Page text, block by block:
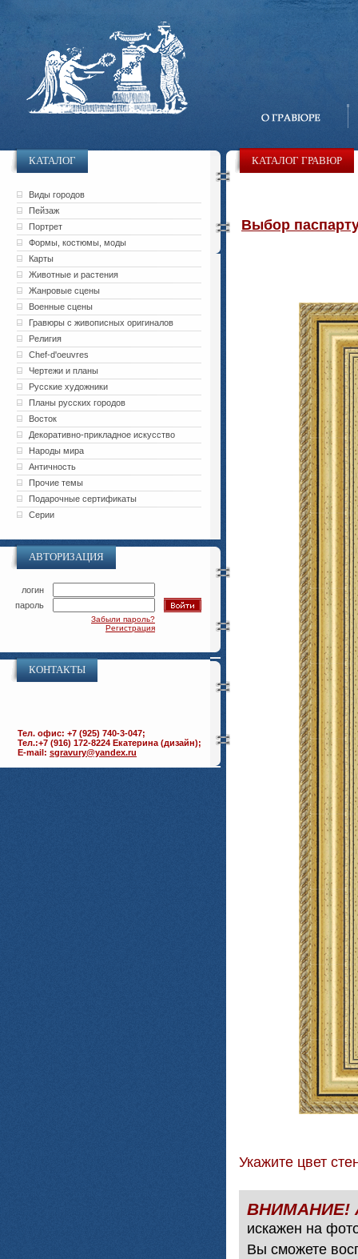
КАТАЛОГ
Виды городов
Пейзаж
Портрет
Формы, костюмы, моды
Карты
Животные и растения
Жанровые сцены
Военные сцены
Гравюры с живописных оригиналов
Религия
Chef-d'oeuvres
Чертежи и планы
Русские художники
Планы русских городов
Восток
Декоративно-прикладное искусство
Народы мира
Античность
Прочие темы
Подарочные сертификаты
Серии
АВТОРИЗАЦИЯ
логин
пароль
Забыли пароль?
Регистрация
КОНТАКТЫ
Тел. офис: +7 (925) 740-3-047;
Тел.:+7 (916) 172-8224 Екатерина (дизайн);
E-mail: sgravury@yandex.ru
КАТАЛОГ ГРАВЮР
Выбор
Укажите цвет
искажен на
Вы сможете